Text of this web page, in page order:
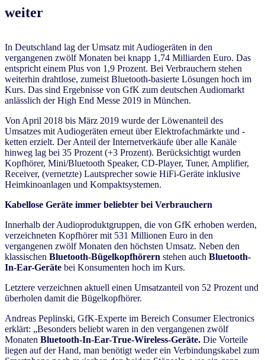
weiter
In Deutschland lag der Umsatz mit Audiogeräten in den
vergangenen zwölf Monaten bei knapp 1,74 Milliarden Euro. Das
entspricht einem Plus von 1,9 Prozent. Bei Verbrauchern stehen
weiterhin drahtlose, zumeist Bluetooth-basierte Lösungen hoch im
Kurs. Das sind Ergebnisse von GfK zum deutschen Audiomarkt
anlässlich der High End Messe 2019 in München.
Von April 2018 bis März 2019 wurde der Löwenanteil des
Umsatzes mit Audiogeräten erneut über Elektrofachmärkte und -
ketten erzielt. Der Anteil der Internetverkäufe über alle Kanäle
hinweg lag bei 35 Prozent (+3 Prozent). Berücksichtigt wurden
Kopfhörer, Mini/Bluetooth Speaker, CD-Player, Tuner, Amplifier,
Receiver, (vernetzte) Lautsprecher sowie HiFi-Geräte inklusive
Heimkinoanlagen und Kompaktsystemen.
Kabellose Geräte immer beliebter bei Verbrauchern
Innerhalb der Audioproduktgruppen, die von GfK erhoben werden,
verzeichneten Kopfhörer mit 531 Millionen Euro in den
vergangenen zwölf Monaten den höchsten Umsatz. Neben den
klassischen Bluetooth-Bügelkopfhörern stehen auch Bluetooth-
In-Ear-Geräte bei Konsumenten hoch im Kurs.
Letztere verzeichnen aktuell einen Umsatzanteil von 52 Prozent und
überholen damit die Bügelkopfhörer.
Andreas Peplinski, GfK-Experte im Bereich Consumer Electronics
erklärt: „Besonders beliebt waren in den vergangenen zwölf
Monaten Bluetooth-In-Ear-True-Wireless-Geräte. Die Vorteile
liegen auf der Hand, man benötigt weder ein Verbindungskabel zum